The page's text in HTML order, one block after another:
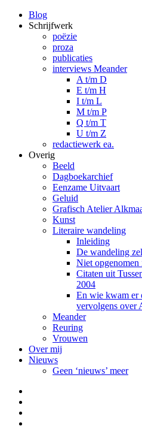
Blog
Schrijfwerk
poëzie
proza
publicaties
interviews Meander
A t/m D
E t/m H
I t/m L
M t/m P
Q t/m T
U t/m Z
redactiewerk ea.
Overig
Beeld
Dagboekarchief
Eenzame Uitvaart
Geluid
Grafisch Atelier
Kunst
Literaire wandeling
Inleiding
De wandeling
Niet
Citaten uit
2004
En wie kwam er
vervolgens over
Meander
Reuring
Vrouwen
Over mij
Nieuws
Geen ‘nieuws’ meer